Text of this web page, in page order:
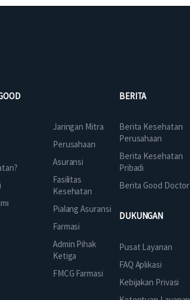
Jaringan Mitra
Perusahaan
Asuransi
Fasilitas
Kesehatan
Pialang Asuransi
Farmasi
Admin Pihak
Ketiga
FMCG Farmasi
BERITA
Berita Kesehatan
Perusahaan
Berita Kesehatan
Pribadi
Berita Good Doctor
DUKUNGAN
Pusat Layanan
FAQ Aplikasi
Kebijakan Privasi